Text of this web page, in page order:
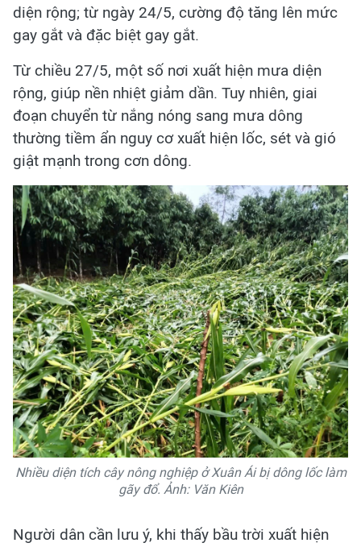
diện rộng; từ ngày 24/5, cường độ tăng lên mức
gay gắt và đặc biệt gay gắt.
Từ chiều 27/5, một số nơi xuất hiện mưa diện
rộng, giúp nền nhiệt giảm dần. Tuy nhiên, giai
đoạn chuyển từ nắng nóng sang mưa dông
thường tiềm ẩn nguy cơ xuất hiện lốc, sét và gió
giật mạnh trong cơn dông.
Nhiều diện tích cây nông nghiệp ở Xuân Ái bị dông lốc làm
gãy đổ. Ảnh: Văn Kiên
Người dân cần lưu ý, khi thấy bầu trời xuất hiện